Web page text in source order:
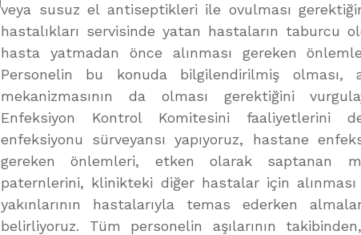
veya susuz el antiseptikleri ile ovulması
hastalıkları servisinde yatan hastaların taburcu
hasta yatmadan önce alınması gereken
Personelin bu konuda bilgilendirilmiş olması,
mekanizmasının da olması gerektiğini
Enfeksiyon Kontrol Komitesini faaliyetlerini
enfeksiyonu sürveyansı yapıyoruz, hastane
gereken önlemleri, etken olarak saptanan
paternlerini, klinikteki diğer hastalar için
yakınlarının hastalarıyla temas ederken
belirliyoruz. Tüm personelin aşılarının